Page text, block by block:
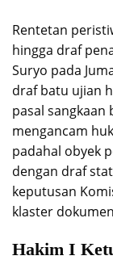
Rentetan
hingga draf
Suryo pada
draf batu ujian
pasal
mengancam
padahal obyek
dengan draf
keputusan
klaster
Hakim I